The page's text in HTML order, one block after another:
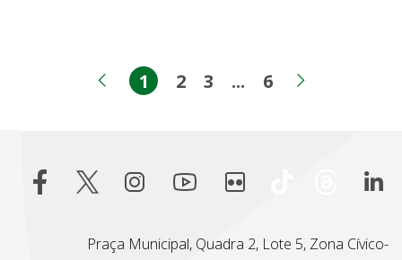
Página anterior
Página
1 Página
2 Página
3 ...Páginas
Página
6
Praça Municipal, Quadra 2, Lote 5, Zona Cívico-